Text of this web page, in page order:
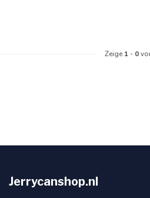
Zeige 1 - 0
Jerrycanshop.nl